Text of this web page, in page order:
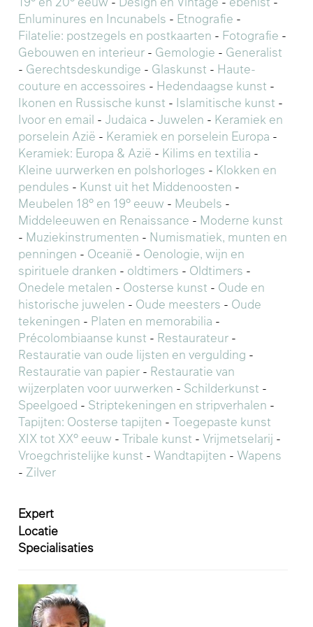
Enluminures en Incunabels - Etnografie -
Filatelie: postzegels en postkaarten - Fotografie -
Gebouwen en interieur - Gemologie - Generalist
- Gerechtsdeskundige - Glaskunst - Haute-
couture en accessoires - Hedendaagse kunst -
Ikonen en Russische kunst - Islamitische kunst -
Ivoor en email - Judaica - Juwelen - Keramiek en
porselein Azië - Keramiek en porselein Europa -
Keramiek: Europa & Azië - Kilims en textilia -
Kleine uurwerken en polshorloges - Klokken en
pendules - Kunst uit het Middenoosten -
Meubelen 18° en 19° eeuw - Meubels -
Middeleeuwen en Renaissance - Moderne kunst
- Muziekinstrumenten - Numismatiek, munten en
penningen - Oceanië - Oenologie, wijn en
spirituele dranken - oldtimers - Oldtimers -
Onedele metalen - Oosterse kunst - Oude en
historische juwelen - Oude meesters - Oude
tekeningen - Platen en memorabilia -
Précolombiaanse kunst - Restaurateur -
Restauratie van oude lijsten en vergulding -
Restauratie van papier - Restauratie van
wijzerplaten voor uurwerken - Schilderkunst -
Speelgoed - Striptekeningen en stripverhalen -
Tapijten: Oosterse tapijten - Toegepaste kunst
XIX tot XX° eeuw - Tribale kunst - Vrijmetselarij -
Vroegchristelijke kunst - Wandtapijten - Wapens
- Zilver
Expert
Locatie
Specialisaties